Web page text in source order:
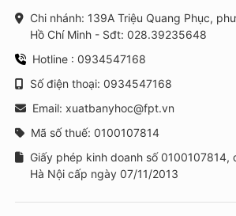
Chi nhánh: 139A Triệu Quang Phục,
Hồ Chí Minh - Sđt: 028.39235648
Hotline : 0934547168
Số điện thoại: 0934547168
Email: xuatbanyhoc@fpt.vn
Mã số thuế: 0100107814
Giấy phép kinh doanh số 0100107814,
Hà Nội cấp ngày 07/11/2013